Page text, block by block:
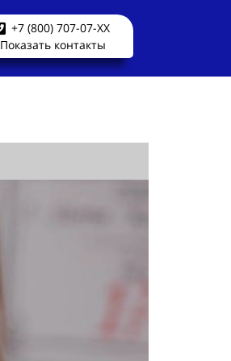
+7 (800) 707-07-XX
Показать контакты